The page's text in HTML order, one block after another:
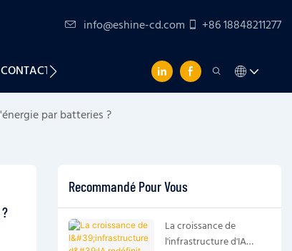
info@eshine-cd.com +86 18848211277
CONTACTEZ-NOUS
par batteries ?
Recommandé Pour Vous
La croissance de
l'infrastructure d'IA